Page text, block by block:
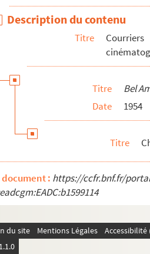
29. Adaptation cinématographique
30. Enquête lancée auprès des lecteurs
VAI 32a. Articles et préfaces de Roger
VAI 32b. Articles, préfaces, conférences
VAI 33a, 33b. Correspondances
VAI 34a. Politique
35b-c. Notes éparses
36.Les quatre épreuves d'Eugéne-Marie
37.La Fête
VAI 38. Journaux et essais
Description du contenu
Titre
Titre
Bel
Date
1954
Titre
document : https://ccfr.bnf.fr/
du site Mentions Légales